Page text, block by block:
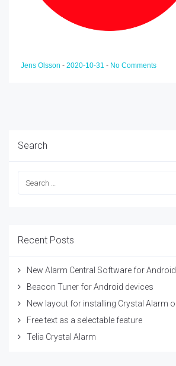
Jens Olsson - 2020-10-31 - No Comments
Search
Recent Posts
New Alarm Central Software for
Beacon Tuner for Android devices
New layout for installing Crystal Alarm
Free text as a selectable feature
Telia Crystal Alarm